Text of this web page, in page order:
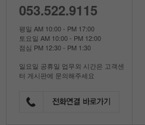
053.522.9115
평일 AM 10:00 - PM 17:00
토요일 AM 10:00 - PM 12:00
점심 PM 12:30 - PM 1:30
일요일 공휴일 업무외 시간은 고객센
터 게시판에 문의해주세요